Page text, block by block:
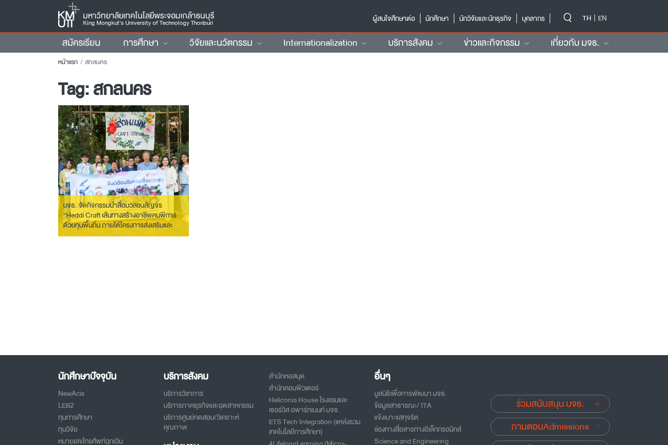
มหาวิทยาลัยเทคโนโลยีพระจอมเกล้าธนบุรี
King Mongkut’s University of Technology Thonburi
ผู้สนใจศึกษาต่อ
นักศึกษา นักวิจัยและนักธุรกิจ บุคลากร TH EN
สมัครเรียน การศึกษา วิจัยและนวัตกรรม Internationalization บริการสังคม ข่าวและกิจกรรม เกี่ยวกับ มจธ.
หน้าแรก สกลนคร
Tag:สกลนคร
มจธ. จัดกิจกรรมนำสื่อมวลชนสัญจร
“Heddi Craft เส้นทางสร้างอาชีพคนพิการ
ด้วยทุนพื้นถิ่น ภายใต้โครงการส่งเสริมและ
พัฒนาศักยภาพคนพิการและผู้สูงอายุของ
นักศึกษาปัจจุบัน
NewAcis
LEB2
ทุนการศึกษา
ทุนวิจัย
หมายเลขโทรศัพท์ฉุกเฉิน
บริการสังคม
บริการวิชาการ
บริการภาคธุรกิจและอุตสาหกรรม
บริการศูนย์ทดสอบ/วิเคราะห์
คุณภาพ
สำนักหอสมุด
สำนักคอมพิวเตอร์
Heliconia House โรงแรมและ
เซอร์วิส อพาร์ทเมนท์ มจธ.
ETS Tech Integration (แหล่งรวม
เทคโนโลยีการศึกษา)
อื่นๆ
มูลนิธิเพื่อการพัฒนา มจธ.
ข้อมูลสาธารณะ/ ITA
แจ้งเบาะแสทุจริต
ช่องทางสื่อสารทางอิเล็กทรอนิกส์
Science and Engineering
ร่วมสนับสนุน มจธ.
ถามตอบAdmissions